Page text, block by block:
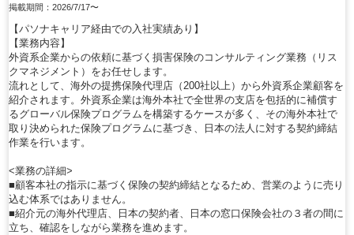
掲載期間：2026/7/17〜
【パソナキャリア経由での入社実績あり】
【業務内容】
外資系企業からの依頼に基づく損害保険のコンサルティング業務（リス
クマネジメント）をお任せします。
流れとして、海外の提携保険代理店（200社以上）から外資系企業顧客を
紹介されます。外資系企業は海外本社で全世界の支店を包括的に補償す
るグローバル保険プログラムを構築するケースが多く、その海外本社で
取り決められた保険プログラムに基づき、日本の法人に対する契約締結
作業を行います。
<業務の詳細>
■顧客本社の指示に基づく保険の契約締結となるため、営業のように売り
込む体系ではありません。
■紹介元の海外代理店、日本の契約者、日本の窓口保険会社の３者の間に
立ち、確認をしながら業務を進めます。